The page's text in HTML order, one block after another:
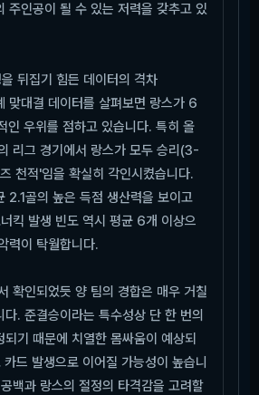
주인공이 될 수 있는 저력을 갖추고 있
뒤집기 힘든 데이터의 격차
맞대결 데이터를 살펴보면 랑스가 6
인 우위를 점하고 있습니다. 특히 올
리그 경기에서 랑스가 모두 승리(3-
천적'임을 확실히 각인시켰습니다.
2.1골의 높은 득점 생산력을 보이고
킥 발생 빈도 역시 평균 6개 이상으
력이 탁월합니다.
확인되었듯 양 팀의 경합은 매우 거칠
다. 준결승이라는 특수성상 단 한 번의
기 때문에 치열한 몸싸움이 예상되
드 발생으로 이어질 가능성이 높습니
백과 랑스의 절정의 타격감을 고려할